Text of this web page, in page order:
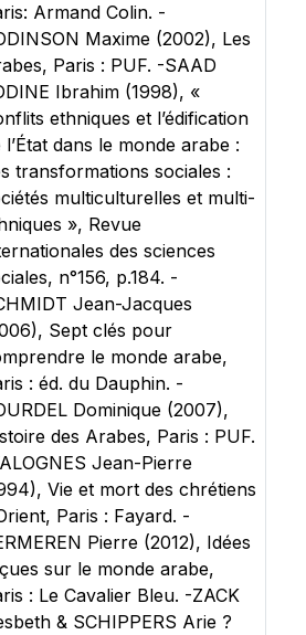
Armand Colin. -
Maxime (2002), Les
Paris : PUF. -SAAD
Ibrahim (1998), «
ethniques et l’édification
l’État dans le monde arabe :
transformations sociales :
multiculturelles et multi-
», Revue
des sciences
n°156, p.184. -
Jean-Jacques
Sept clés pour
le monde arabe,
: éd. du Dauphin. -
Dominique (2007),
des Arabes, Paris : PUF.
Jean-Pierre
Vie et mort des chrétiens
Paris : Fayard. -
Pierre (2012), Idées
sur le monde arabe,
: Le Cavalier Bleu. -ZACK
& SCHIPPERS Arie ?